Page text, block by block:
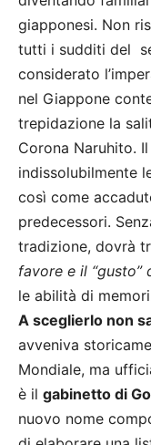
giapponesi. Non
tutti i sudditi del
considerato
nel Giappone
trepidazione la
Corona Naruhito.
indissolubilmente
così come
predecessori.
tradizione, dovrà
favore e il “gusto”
le abilità di
A sceglierlo non
avveniva
Mondiale, ma
è il gabinetto di
nuovo nome